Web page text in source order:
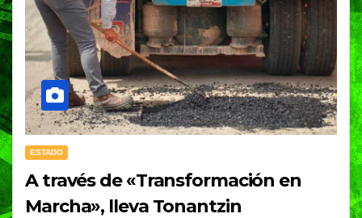
ESTADO
A través de «Transformación en
Marcha», lleva Tonantzin